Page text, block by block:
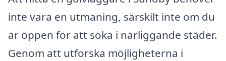
inte vara en utmaning, särskilt inte om du
är öppen för att söka i närliggande städer.
Genom att utforska möjligheterna i